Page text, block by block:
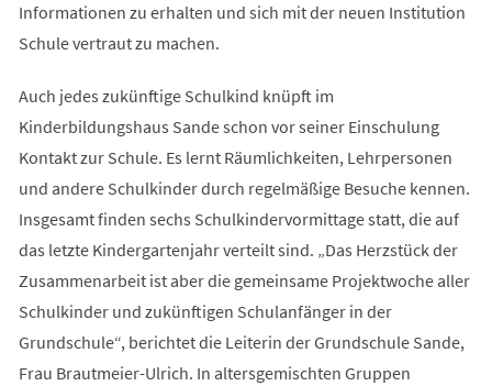
Informationen zu erhalten und sich mit der neuen Institution
Schule vertraut zu machen.
Auch jedes zukünftige Schulkind knüpft im
Kinderbildungshaus Sande schon vor seiner Einschulung
Kontakt zur Schule. Es lernt Räumlichkeiten, Lehrpersonen
und andere Schulkinder durch regelmäßige Besuche kennen.
Insgesamt finden sechs Schulkindervormittage statt, die auf
das letzte Kindergartenjahr verteilt sind. „Das Herzstück der
Zusammenarbeit ist aber die gemeinsame Projektwoche aller
Schulkinder und zukünftigen Schulanfänger in der
Grundschule“, berichtet die Leiterin der Grundschule Sande,
Frau Brautmeier-Ulrich. In altersgemischten Gruppen